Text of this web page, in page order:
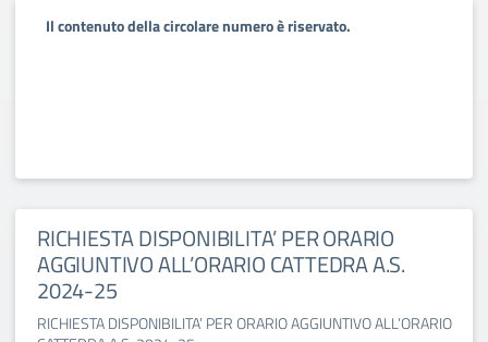
Il contenuto della circolare numero è riservato.
RICHIESTA DISPONIBILITA’ PER ORARIO
AGGIUNTIVO ALL’ORARIO CATTEDRA A.S.
2024-25
RICHIESTA DISPONIBILITA’ PER ORARIO AGGIUNTIVO ALL’ORARIO